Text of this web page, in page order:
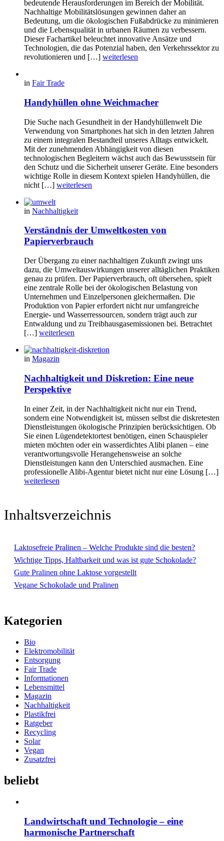
bedeutende Herausforderungen im Bereich der Mobilität.
Nachhaltige Mobilitätslösungen gewinnen daher an
Bedeutung, um die ökologischen Fußabdrücke zu minimieren
und die Lebensqualität in urbanen Räumen zu verbessern.
Dieser Fachartikel beleuchtet innovative Ansätze und
Technologien, die das Potenzial haben, den Verkehrssektor zu
revolutionieren und […] weiterlesen
in Fair Trade
Handyhüllen ohne Weichmacher
Die Suche nach Gesundheit in der Handyhüllenwelt Die
Verwendung von Smartphones hat sich in den letzten Jahren
zu einem integralen Bestandteil unseres Alltags entwickelt.
Mit der zunehmenden Abhängigkeit von diesen
technologischen Begleitern wächst auch das Bewusstsein für
den Schutz und die Sicherheit unserer Geräte. Eine besonders
wichtige Rolle in diesem Kontext spielen Handyhüllen, die
nicht […] weiterlesen
in Nachhaltigkeit
Verständnis der Umweltkosten von
Papierverbrauch
Der Übergang zu einer nachhaltigen Zukunft zwingt uns
dazu, die Umweltauswirkungen unserer alltäglichen Praktiken
genau zu prüfen. Der Papierverbrauch, oft übersehen, spielt
eine zentrale Rolle bei der ökologischen Belastung von
Unternehmen und Einzelpersonen gleichermaßen. Die
Produktion von Papier erfordert nicht nur umfangreiche
Energie- und Wasserressourcen, sondern trägt auch zur
Entwaldung und zu Treibhausgasemissionen bei. Betrachtet
[…] weiterlesen
in Magazin
Nachhaltigkeit und Diskretion: Eine neue
Perspektive
In einer Zeit, in der Nachhaltigkeit nicht nur ein Trend,
sondern eine Notwendigkeit ist, müssen selbst die diskretesten
Dienstleistungen ökologische Prinzipien berücksichtigen. Ob
Sie einen Lügendetektortest benötigen, einen Schauspieler
mieten möchten oder ein wasserdichtes Alibi planen – eine
verantwortungsvolle Herangehensweise an solche
Dienstleistungen kann den Unterschied ausmachen. Eine
professionelle Alibi-Agentur bietet nicht nur eine Lösung […]
weiterlesen
Inhaltsverzeichnis
Laktosefreie Pralinen – Welche Produkte sind die besten?
Wichtige Tipps, Haltbarkeit und was ist gute Schokolade?
Gute Pralinen ohne Laktose vorgestellt
Vegane Schokolade und Pralinen
Kategorien
Bio
Elektromobilität
Entsorgung
Fair Trade
Informationen
Lebensmittel
Magazin
Nachhaltigkeit
Plastikfrei
Ratgeber
Recycling
Solar
Vegan
Zusatzfrei
beliebt
Landwirtschaft und Technologie – eine
harmonische Partnerschaft